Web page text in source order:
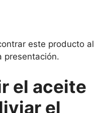
este producto al
presentación.
el aceite
el